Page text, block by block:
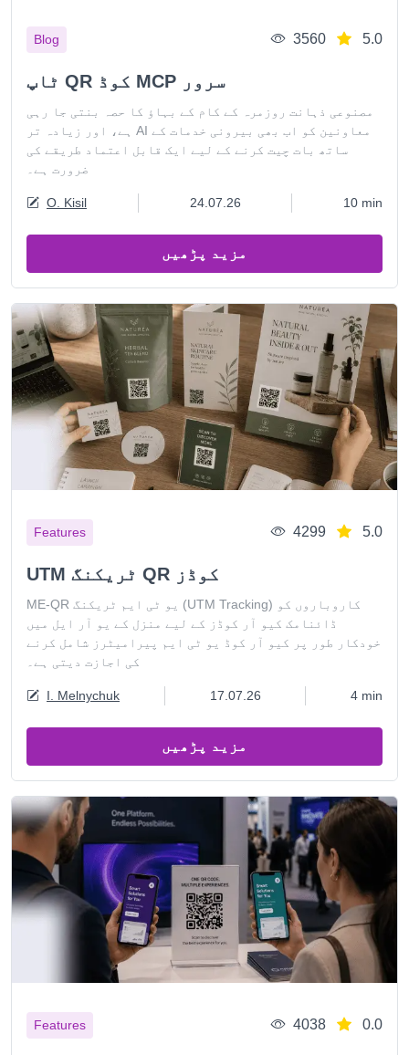
Blog 3560 5.0
ٹاپ QR کوڈ MCP سرور
مصنوعی ذہانت روزمرہ کے کام کے بہاؤ کا حصہ بنتی جا رہی
ہے، اور زیادہ تر AI معاونین کو اب بھی بیرونی خدمات کے
ساتھ بات چیت کرنے کے لیے ایک قابل اعتماد طریقے کی
ضرورت ہے۔
O. Kisil 24.07.26 10 min
مزید پڑھیں
Features 4299 5.0
UTM ٹریکنگ QR کوڈز
ME-QR یو ٹی ایم ٹریکنگ (UTM Tracking) کاروباروں کو
ڈائنامک کیو آر کوڈز کے لیے منزل کے یو آر ایل میں
خودکار طور پر کیو آر کوڈ یو ٹی ایم پیرامیٹرز شامل کرنے
کی اجازت دیتی ہے۔
I. Melnychuk 17.07.26 4 min
مزید پڑھیں
Features 4038 0.0